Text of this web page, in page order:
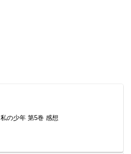
私の少年 第5巻 感想